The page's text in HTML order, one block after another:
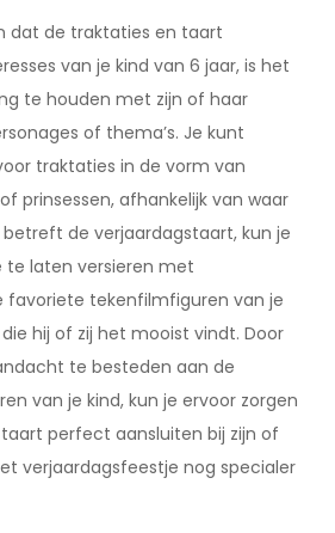
dat de traktaties en taart
van je kind van 6 jaar, is het
te houden met zijn of haar
of thema’s. Je kunt
traktaties in de vorm van
prinsessen, afhankelijk van waar
betreft de verjaardagstaart, kun je
te laten versieren met
favoriete tekenfilmfiguren van je
hij of zij het mooist vindt. Door
te besteden aan de
van je kind, kun je ervoor zorgen
perfect aansluiten bij zijn of
verjaardagsfeestje nog specialer